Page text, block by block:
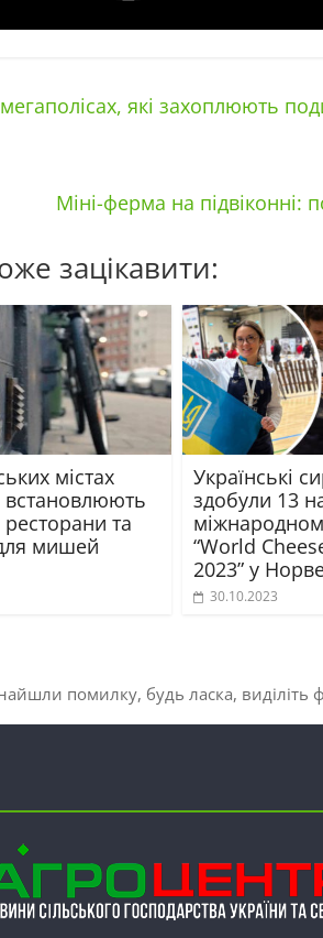
які захоплюють
Міні-ферма на підвіконні:
зацікавити:
містах
ресторани та
мишей
Українські
здобули 13
“World
2023” у
30.10.2023
помилку, будь ласка, виділіть